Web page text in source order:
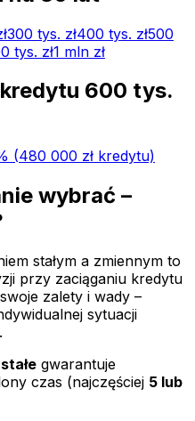
300 tys. zł400 tys. zł500
tys. zł1 mln zł
600 tys.
(480 000 zł kredytu)
wybrać –
stałym a zmiennym to
przy zaciąganiu kredytu
zalety i wady –
sytuacji
gwarantuje
czas (najczęściej 5 lub